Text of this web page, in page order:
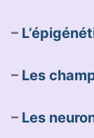
–
– Les
– Les